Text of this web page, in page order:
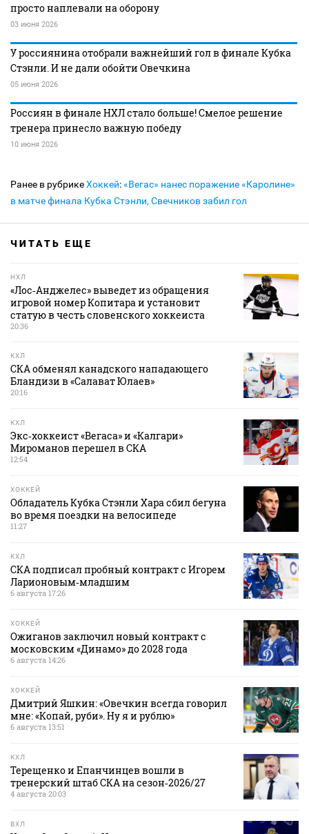
просто наплевали на оборону
03 июня 2026
У россиянина отобрали важнейший гол в финале Кубка
Стэнли. И не дали обойти Овечкина
05 июня 2026
Россиян в финале НХЛ стало больше! Смелое решение
тренера принесло важную победу
10 июня 2026
Ранее в рубрикеХоккей:«Вегас» нанес поражение «Каролине»
в матче финала Кубка Стэнли, Свечников забил гол
ЧИТАТЬ ЕЩЕ
НХЛ
«Лос‑Анджелес» выведет из обращения
игровой номер Копитара и установит
статую в честь словенского хоккеиста
20:36
КХЛ
СКА обменял канадского нападающего
Бландизи в «Салават Юлаев»
20:16
КХЛ
Экс‑хоккеист «Вегаса» и «Калгари»
Мироманов перешел в СКА
12:54
ХОККЕЙ
Обладатель Кубка Стэнли Хара сбил бегуна
во время поездки на велосипеде
11:27
КХЛ
СКА подписал пробный контракт с Игорем
Ларионовым‑младшим
6 августа 17:26
ХОККЕЙ
Ожиганов заключил новый контракт с
московским «Динамо» до 2028 года
6 августа 14:26
ХОККЕЙ
Дмитрий Яшкин: «Овечкин всегда говорил
мне: «Копай, руби». Ну я и рублю»
6 августа 13:51
КХЛ
Терещенко и Епанчинцев вошли в
тренерский штаб СКА на сезон‑2026/27
4 августа 20:03
ВХЛ